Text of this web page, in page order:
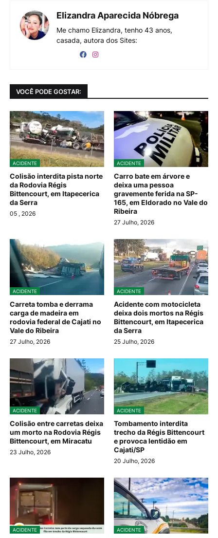
Elizandra Aparecida Nóbrega
Me chamo Elizandra, tenho 43 anos,
casada, autora dos Sites:
VOCÊ PODE GOSTAR:
ACIDENTE
Colisão interdita pista norte
da Rodovia Régis
Bittencourt, em Itapecerica
da Serra
05 , 2026
ACIDENTE
Carro bate em árvore e
deixa uma pessoa
gravemente ferida na SP-
165, em Eldorado no Vale do
Ribeira
27 Julho, 2026
ACIDENTE
Carreta tomba e derrama
carga de madeira em
rodovia federal de Cajati no
Vale do Ribeira
27 Julho, 2026
ACIDENTE
Acidente com motocicleta
deixa dois mortos na Régis
Bittencourt, em Itapecerica
da Serra
25 Julho, 2026
ACIDENTE
Colisão entre carretas deixa
um morto na Rodovia Régis
Bittencourt, em Miracatu
23 Julho, 2026
ACIDENTE
Tombamento interdita
trecho da Régis Bittencourt
e provoca lentidão em
Cajati/SP
20 Julho, 2026
ACIDENTE ACIDENTE